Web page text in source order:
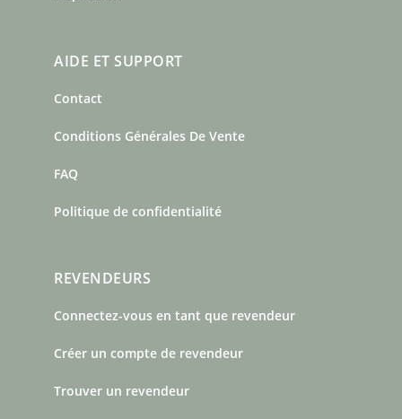
AIDE ET SUPPORT
Contact
Conditions Générales De Vente
FAQ
Politique de confidentialité
REVENDEURS
Connectez-vous en tant que revendeur
Créer un compte de revendeur
Trouver un revendeur